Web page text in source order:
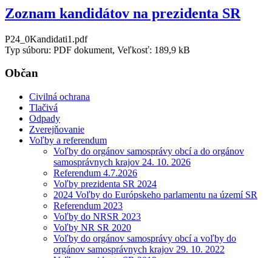
Zoznam kandidátov na prezidenta SR
P24_0Kandidati1.pdf
Typ súboru: PDF dokument, Veľkosť: 189,9 kB
Občan
Civilná ochrana
Tlačivá
Odpady
Zverejňovanie
Voľby a referendum
Voľby do orgánov samosprávy obcí a do orgánov
samosprávnych krajov 24. 10. 2026
Referendum 4.7.2026
Voľby prezidenta SR 2024
2024 Voľby do Európskeho parlamentu na území SR
Referendum 2023
Voľby do NRSR 2023
Voľby NR SR 2020
Voľby do orgánov samosprávy obcí a voľby do
orgánov samosprávnych krajov 29. 10. 2022